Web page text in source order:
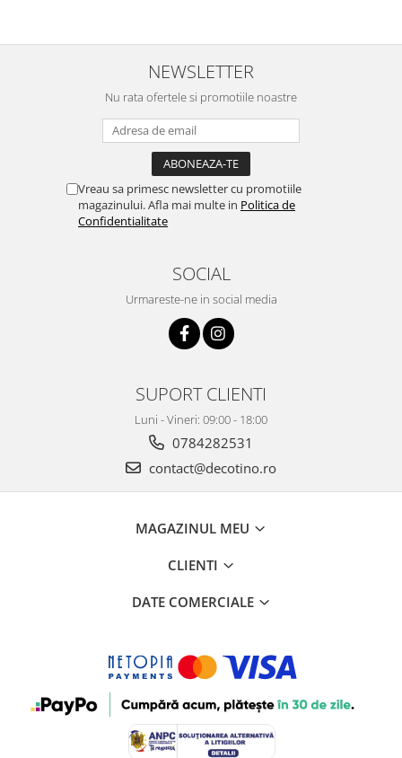
NEWSLETTER
Nu rata ofertele si promotiile noastre
Vreau sa primesc newsletter cu promotiile
magazinului. Afla mai multe in Politica de
Confidentialitate
SOCIAL
Urmareste-ne in social media
SUPORT CLIENTI
Luni - Vineri: 09:00 - 18:00
0784282531
contact@decotino.ro
MAGAZINUL MEU
CLIENTI
DATE COMERCIALE